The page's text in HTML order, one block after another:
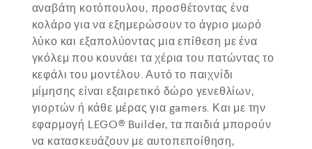
αναβάτη κοτόπουλου, προσθέτοντας ένα
κολάρο για να εξημερώσουν το άγριο μωρό
λύκο και εξαπολύοντας μια επίθεση με ένα
γκόλεμ που κουνάει τα χέρια του πατώντας το
κεφάλι του μοντέλου. Αυτό το παιχνίδι
μίμησης είναι εξαιρετικό δώρο γενεθλίων,
γιορτών ή κάθε μέρας για gamers. Και με την
εφαρμογή LEGO® Builder, τα παιδιά μπορούν
να κατασκευάζουν με αυτοπεποίθηση,